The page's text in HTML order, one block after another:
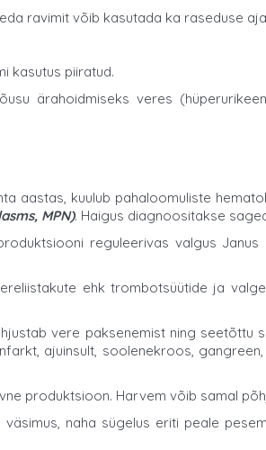
ravimit võib kasutada ka raseduse
kasutus piiratud.
ärahoidmiseks veres
aastas, kuulub pahaloomuliste
MPN). Haigus diagnoositakse
reguleerivas valgus
ehk trombotsüütide ja
vere paksenemist ning seetõttu
ajuinsult, soolenekroos,
produktsioon. Harvem võib samal
naha sügelus eriti peale